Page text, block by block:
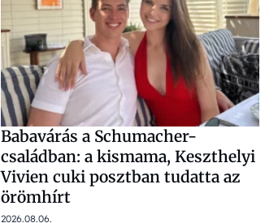
Babavárás a Schumacher-
családban: a kismama, Keszthelyi
Vivien cuki posztban tudatta az
örömhírt
2026.08.06.